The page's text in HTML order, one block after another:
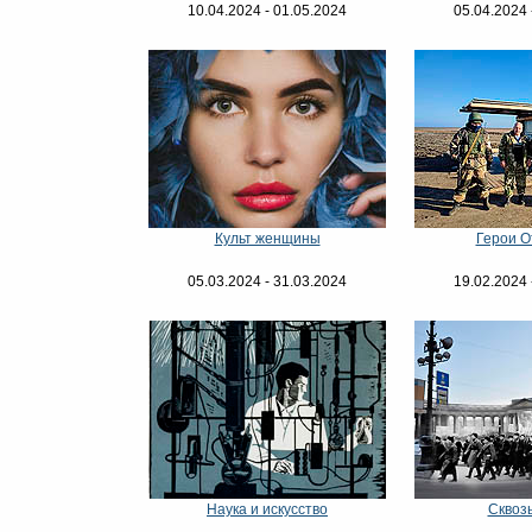
10.04.2024 - 01.05.2024
05.04.2024
Культ женщины
05.03.2024 - 31.03.2024
Герои
19.02.2024
Наука и искусство